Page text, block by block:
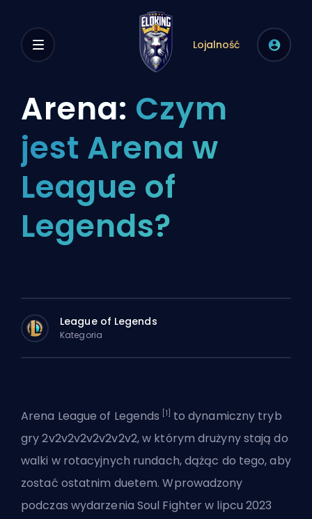
Lojalność
Arena: Czym
jest Arena w
League of
Legends?
League of Legends
Kategoria
Arena League of Legends [1]
to dynamiczny tryb
gry 2v2v2v2v2v2v2v2, w którym drużyny stają do
walki w rotacyjnych rundach,dążąc do tego, aby
zostać ostatnim duetem. Wprowadzony
podczas wydarzenia Soul Fighter w lipcu 2023